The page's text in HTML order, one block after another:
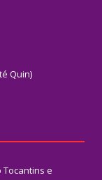
Quin)
Tocantins e